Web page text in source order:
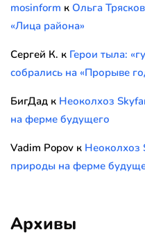
mosinform к Ольга
«Лица района»
Сергей К. к Герои тыла:
собрались на «Прорыве
БигДад к Неоколхоз
на ферме будущего
Vadim Popov к Неоколхоз
природы на ферме
Архивы